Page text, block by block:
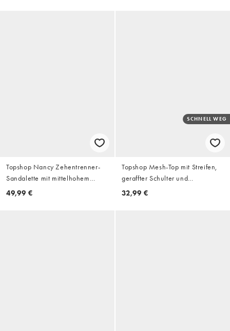
Topshop Nancy Zehentrenner-
Sandalette mit mittelhohem
Absatz in Schwarz
49,99 €
SCHNELL WEG
Topshop Mesh-Top mit Streifen,
geraffter Schulter und
asymmetrischem Schnitt in Braun
32,99 €